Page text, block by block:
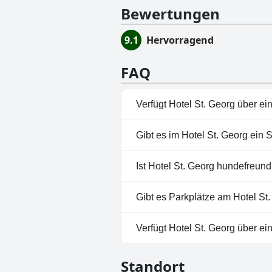
Bewertungen
9.1 Hervorragend
FAQ
Verfügt Hotel St. Georg über
Ja, Hotel St. Georg hat
Gibt es im Hotel St. Georg ein
Ja, es gibt ein Spa im Hotel St.
Ist Hotel St. Georg
Nein, Hotel St. Georg erlaubt
Gibt es Parkplätze am Hotel
Ja, Parkmöglichkeiten sind im
Verfügt Hotel St. Georg über
Standort